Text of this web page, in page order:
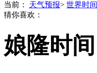
当前： 天气预报> 世界时间
猜你喜欢：
娘隆时间